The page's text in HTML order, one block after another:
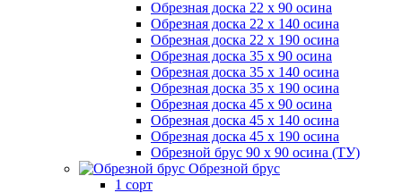
Обрезная доска 22 х 90 осина
Обрезная доска 22 х 140 осина
Обрезная доска 22 х 190 осина
Обрезная доска 35 х 90 осина
Обрезная доска 35 х 140 осина
Обрезная доска 35 х 190 осина
Обрезная доска 45 х 90 осина
Обрезная доска 45 х 140 осина
Обрезная доска 45 х 190 осина
Обрезной брус 90 х 90 осина (ТУ)
Обрезной брус
1 сорт